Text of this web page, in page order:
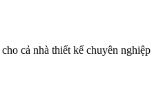
cả nhà thiết kế chuyên nghiệp